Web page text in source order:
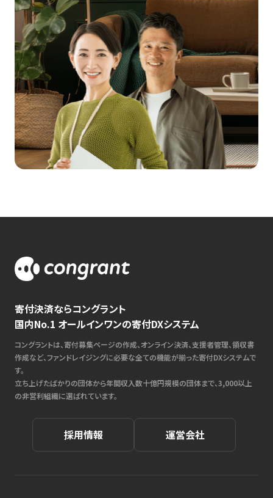
寄付決済ならコングラント
国内No.1 オールインワンの寄付DXシステム
コングラントは、寄付募集ページの作成、オンライン決済、支援者管理、領収書
作成など、ファンドレイジングに必要な全ての機能が揃った寄付DXシステムで
す。
立ち上げたばかりの団体から年間収入数十億円規模の団体まで、3,000以上
の非営利組織に選ばれています。
採用情報 運営会社